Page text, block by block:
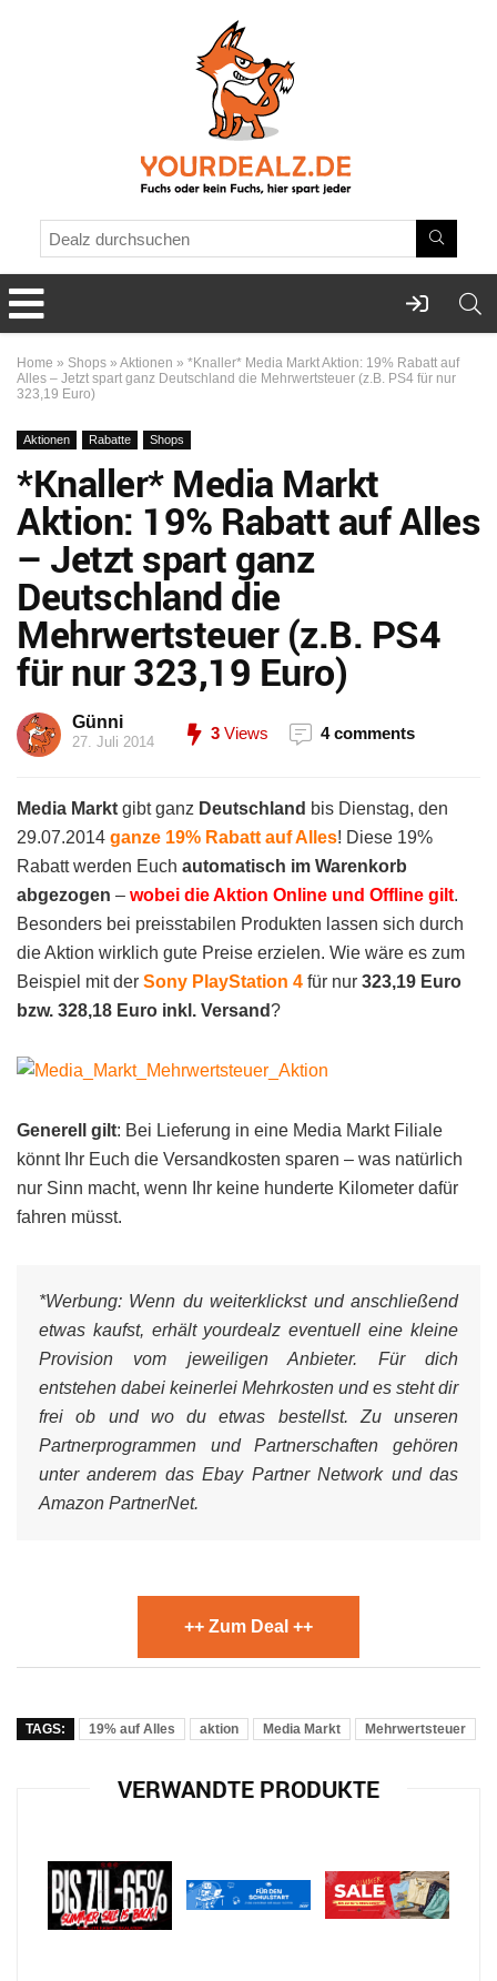
Home » Shops » Aktionen » *Knaller* Media Markt Aktion: 19% Rabatt auf
Alles – Jetzt spart ganz Deutschland die Mehrwertsteuer (z.B. PS4 für nur
323,19 Euro)
Aktionen Rabatte Shops
*Knaller* Media Markt
Aktion: 19% Rabatt auf Alles
– Jetzt spart ganz
Deutschland die
Mehrwertsteuer (z.B. PS4
für nur 323,19 Euro)
Günni
27. Juli 2014 3 Views 4 comments
Media Markt gibt ganz Deutschland bis Dienstag, den
29.07.2014 ganze 19% Rabatt auf Alles! Diese 19%
Rabatt werden Euch automatisch im Warenkorb
abgezogen – wobei die Aktion Online und Offline gilt.
Besonders bei preisstabilen Produkten lassen sich durch
die Aktion wirklich gute Preise erzielen. Wie wäre es zum
Beispiel mit der Sony PlayStation 4 für nur 323,19 Euro
bzw. 328,18 Euro inkl. Versand?
Generell gilt: Bei Lieferung in eine Media Markt Filiale
könnt Ihr Euch die Versandkosten sparen – was natürlich
nur Sinn macht, wenn Ihr keine hunderte Kilometer dafür
fahren müsst.
*Werbung: Wenn du weiterklickst und anschließend
etwas kaufst, erhält yourdealz eventuell eine kleine
Provision vom jeweiligen Anbieter. Für dich
entstehen dabei keinerlei Mehrkosten und es steht dir
frei ob und wo du etwas bestellst. Zu unseren
Partnerprogrammen und Partnerschaften gehören
unter anderem das Ebay Partner Network und das
Amazon PartnerNet.
++ Zum Deal ++
TAGS: 19% auf Alles aktion Media Markt Mehrwertsteuer
VERWANDTE PRODUKTE